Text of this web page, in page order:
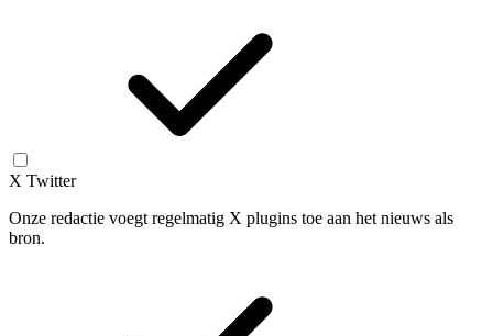
X Twitter
Onze redactie voegt regelmatig X plugins toe aan het nieuws als
bron.